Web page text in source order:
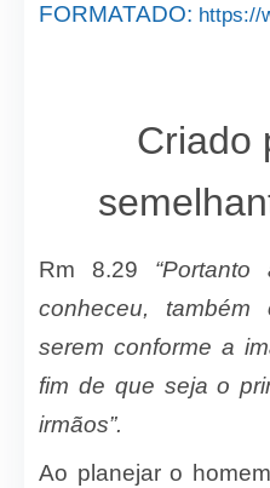
FORMATADO: https://
Criado
Rm 8.29
conheceu, também
serem conforme a
fim de que seja o
irmãos”.
Ao planejar o